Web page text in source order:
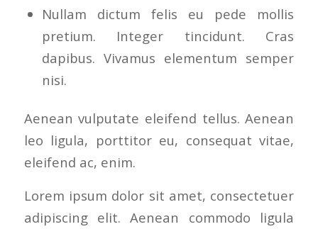
Nullam dictum felis eu pede mollis
pretium. Integer tincidunt. Cras
dapibus. Vivamus elementum semper
nisi.
Aenean vulputate eleifend tellus. Aenean
leo ligula, porttitor eu, consequat vitae,
eleifend ac, enim.
Lorem ipsum dolor sit amet, consectetuer
adipiscing elit. Aenean commodo ligula